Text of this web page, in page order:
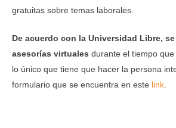
gratuitas sobre temas laborales.
De acuerdo con la Universidad Libre,
asesorías virtuales durante el tiempo
lo único que tiene que hacer la persona
formulario que se encuentra en este link